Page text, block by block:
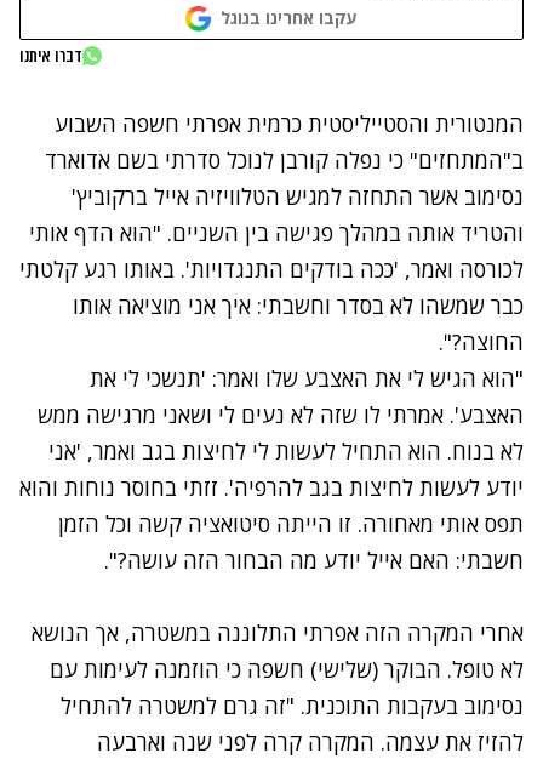
עקבו אחרינו בגוגל
נתקלנו בבעיה
דברו איתנו
המנטורית והסטייליסטית כרמית אפרתי חשפה השבוע
ב"המתחזים" כי נפלה קורבן לנוכל סדרתי בשם אדוארד
נסימוב אשר התחזה למגיש הטלוויזיה אייל ברקוביץ'
והטריד אותה במהלך פגישה בין השניים. "הוא הדף אותי
לכורסה ואמר, 'ככה בודקים התנגדויות'. באותו רגע קלטתי
כבר שמשהו לא בסדר וחשבתי: איך אני מוציאה אותו
החוצה?".
"הוא הגיש לי את האצבע שלו ואמר: 'תנשכי לי את
האצבע'. אמרתי לו שזה לא נעים לי ושאני מרגישה ממש
לא בנוח. הוא התחיל לעשות לי לחיצות בגב ואמר, 'אני
יודע לעשות לחיצות בגב להרפיה'. זזתי בחוסר נוחות והוא
תפס אותי מאחורה. זו הייתה סיטואציה קשה וכל הזמן
חשבתי: האם אייל יודע מה הבחור הזה עושה?".
אחרי המקרה הזה אפרתי התלוננה במשטרה, אך הנושא
לא טופל. הבוקר (שלישי) חשפה כי הוזמנה לעימות עם
נסימוב בעקבות התוכנית. "זה גרם למשטרה להתחיל
להזיז את עצמה. המקרה קרה לפני שנה וארבעה